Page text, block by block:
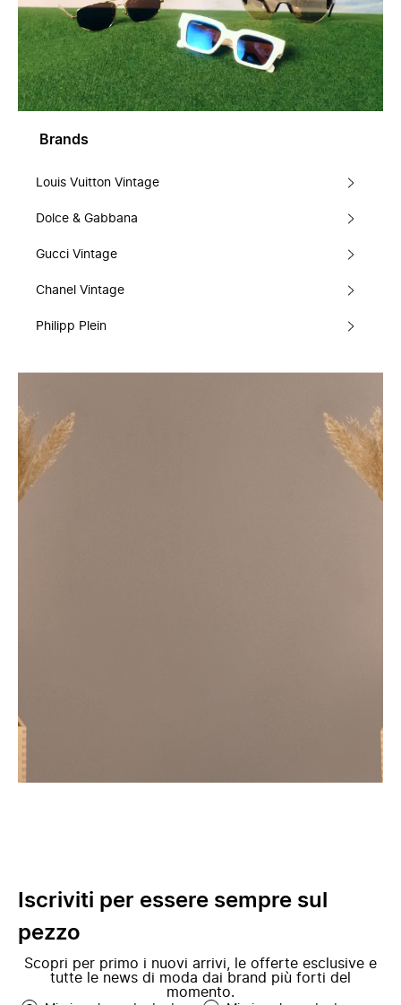
Brands
Louis Vuitton Vintage
Dolce & Gabbana
Gucci Vintage
Chanel Vintage
Philipp Plein
Iscriviti per essere sempre sul
pezzo
Scopri per primo i nuovi arrivi, le offerte esclusive e
tutte le news di moda dai brand più forti del
momento.